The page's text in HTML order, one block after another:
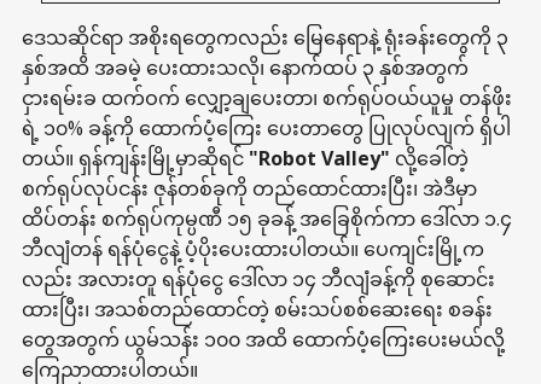
ဒေသဆိုင်ရာ အစိုးရတွေကလည်း မြေနေရာနဲ့ ရုံးခန်းတွေကို ၃
နှစ်အထိ အခမဲ့ ပေးထားသလို၊ နောက်ထပ် ၃ နှစ်အတွက်
ငှားရမ်းခ ထက်ဝက် လျှော့ချပေးတာ၊ စက်ရုပ်ဝယ်ယူမှု တန်ဖိုး
ရဲ့ ၁၀% ခန့်ကို ထောက်ပံ့ကြေး ပေးတာတွေ ပြုလုပ်လျက် ရှိပါ
တယ်။ ရှန်ကျန်းမြို့မှာဆိုရင် "Robot Valley" လို့ခေါ်တဲ့
စက်ရုပ်လုပ်ငန်း ဇုန်တစ်ခုကို တည်ထောင်ထားပြီး၊ အဲဒီမှာ
ထိပ်တန်း စက်ရုပ်ကုမ္ပဏီ ၁၅ ခုခန့် အခြေစိုက်ကာ ဒေါ်လာ ၁.၄
ဘီလျံတန် ရန်ပုံငွေနဲ့ ပံ့ပိုးပေးထားပါတယ်။ ပေကျင်းမြို့က
လည်း အလားတူ ရန်ပုံငွေ ဒေါ်လာ ၁၄ ဘီလျံခန့်ကို စုဆောင်း
ထားပြီး၊ အသစ်တည်ထောင်တဲ့ စမ်းသပ်စစ်ဆေးရေး စခန်း
တွေအတွက် ယွမ်သန်း ၁၀၀ အထိ ထောက်ပံ့ကြေးပေးမယ်လို့
ကြေညာထားပါတယ်။